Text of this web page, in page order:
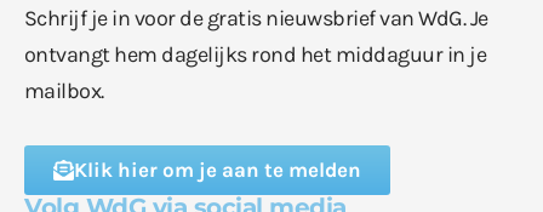
Schrijf je in voor de gratis nieuwsbrief van WdG. Je
ontvangt hem dagelijks rond het middaguur in je
mailbox.
Klik hier om je aan te melden